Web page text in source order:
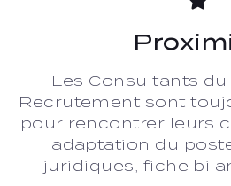
Les Consultants
Recrutement sont
pour rencontrer leurs
adaptation du
juridiques, fiche